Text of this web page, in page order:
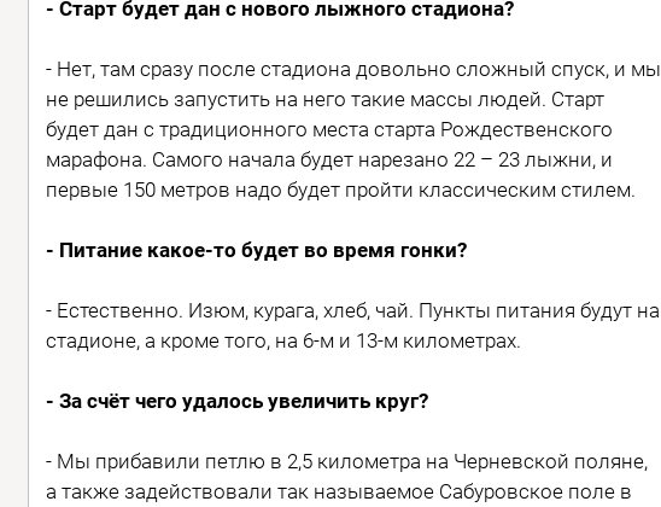
- Старт будет дан с нового лыжного стадиона?
- Нет, там сразу после стадиона довольно сложный спуск, и мы
не решились запустить на него такие массы людей. Старт
будет дан с традиционного места старта Рождественского
марафона. Самого начала будет нарезано 22 – 23 лыжни, и
первые 150 метров надо будет пройти классическим стилем.
- Питание какое-то будет во время гонки?
- Естественно. Изюм, курага, хлеб, чай. Пункты питания будут на
стадионе, а кроме того, на 6-м и 13-м километрах.
- За счёт чего удалось увеличить круг?
- Мы прибавили петлю в 2,5 километра на Черневской поляне,
а также задействовали так называемое Сабуровское поле в